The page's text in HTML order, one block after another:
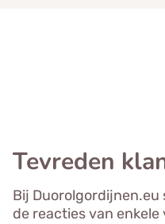
Tevreden
Bij
de reacties van